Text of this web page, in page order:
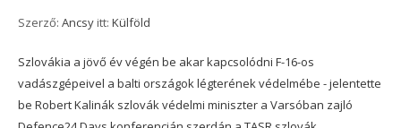
Szerző: Ancsy itt: Külföld
Szlovákia a jövő év végén be akar kapcsolódni F-16-os
vadászgépeivel a balti országok légterének védelmébe - jelentette
be Robert Kalinák szlovák védelmi miniszter a Varsóban zajló